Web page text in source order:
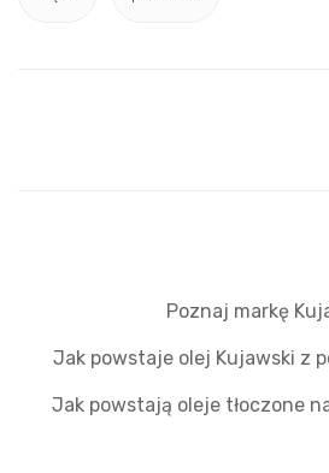
Poznaj markę
Jak powstaje olej Kujawski z
Jak powstają oleje tłoczone